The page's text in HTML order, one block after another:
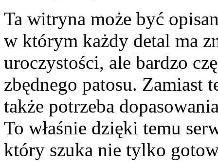
Ta witryna może być
w którym każdy detal ma
uroczystości, ale bardzo
zbędnego patosu. Zamiast
także potrzeba
To właśnie dzięki temu
który szuka nie tylko